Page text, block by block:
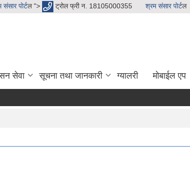
संसार पाेर्टल "> ट्रोल फ्री न. 18105000355 श्रम संसार पाेर्टल
सेवा सूचना तथा जानकारी ग्यालरी मोबाईल एप